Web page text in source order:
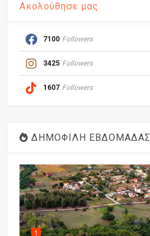
Ακολούθησε μας
7100 Followers
3425 Followers
1607 Followers
ΔΗΜΟΦΙΛΗ ΕΒΔΟΜΑΔΑΣ
1